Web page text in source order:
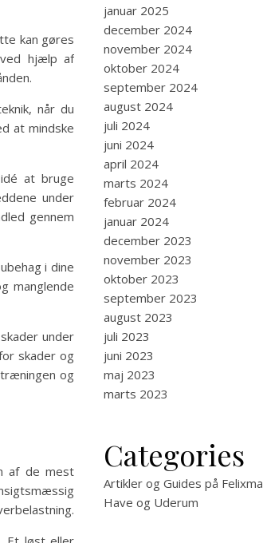
kan gøres
hjælp af
når du
at mindske
at bruge
under
gennem
i dine
manglende
under
skader og
og
af de mest
januar 2025
december 2024
november 2024
oktober 2024
september 2024
august 2024
juli 2024
juni 2024
april 2024
marts 2024
februar 2024
januar 2024
december 2023
november 2023
oktober 2023
september 2023
august 2023
juli 2023
juni 2023
maj 2023
marts 2023
Categories
Artikler og Guides på Felixma
Have og Uderum